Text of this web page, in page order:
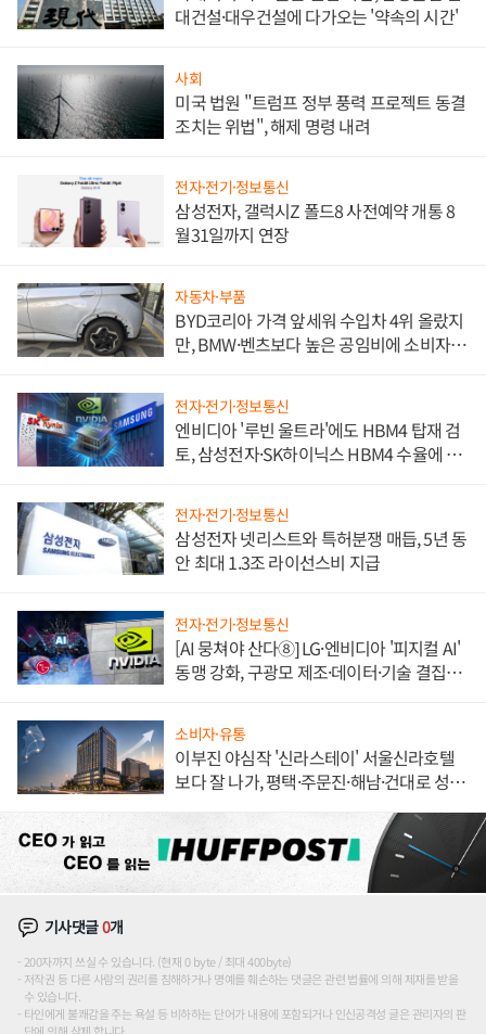
대건설·대우건설에 다가오는 '약속의 시간'
사회
미국 법원 "트럼프 정부 풍력 프로젝트 동결
조치는 위법", 해제 명령 내려
전자·전기·정보통신
삼성전자, 갤럭시Z 폴드8 사전예약 개통 8
월31일까지 연장
자동차·부품
BYD코리아 가격 앞세워 수입차 4위 올랐지
만, BMW·벤츠보다 높은 공임비에 소비자
전자·전기·정보통신
엔비디아 '루빈 울트라'에도 HBM4 탑재 검
토, 삼성전자·SK하이닉스 HBM4 수율에 주
전자·전기·정보통신
삼성전자 넷리스트와 특허분쟁 매듭, 5년 동
안 최대 1.3조 라이선스비 지급
전자·전기·정보통신
[AI 뭉쳐야 산다⑧] LG·엔비디아 '피지컬 AI'
동맹 강화, 구광모 제조·데이터·기술 결집
소비자·유통
이부진 야심작 '신라스테이' 서울신라호텔
보다 잘 나가, 평택·주문진·해남·건대로 성
기사댓글0개
200자까지 쓰실 수 있습니다. (현재 0 byte / 최대 400byte)
저작권 등 다른 사람의 권리를 침해하거나 명예를 훼손하는 댓글은 관련 법률에 의해 제재를 받을
수 있습니다.
타인에게 불쾌감을 주는 욕설 등 비하하는 단어가 내용에 포함되거나 인신공격성 글은 관리자의 판